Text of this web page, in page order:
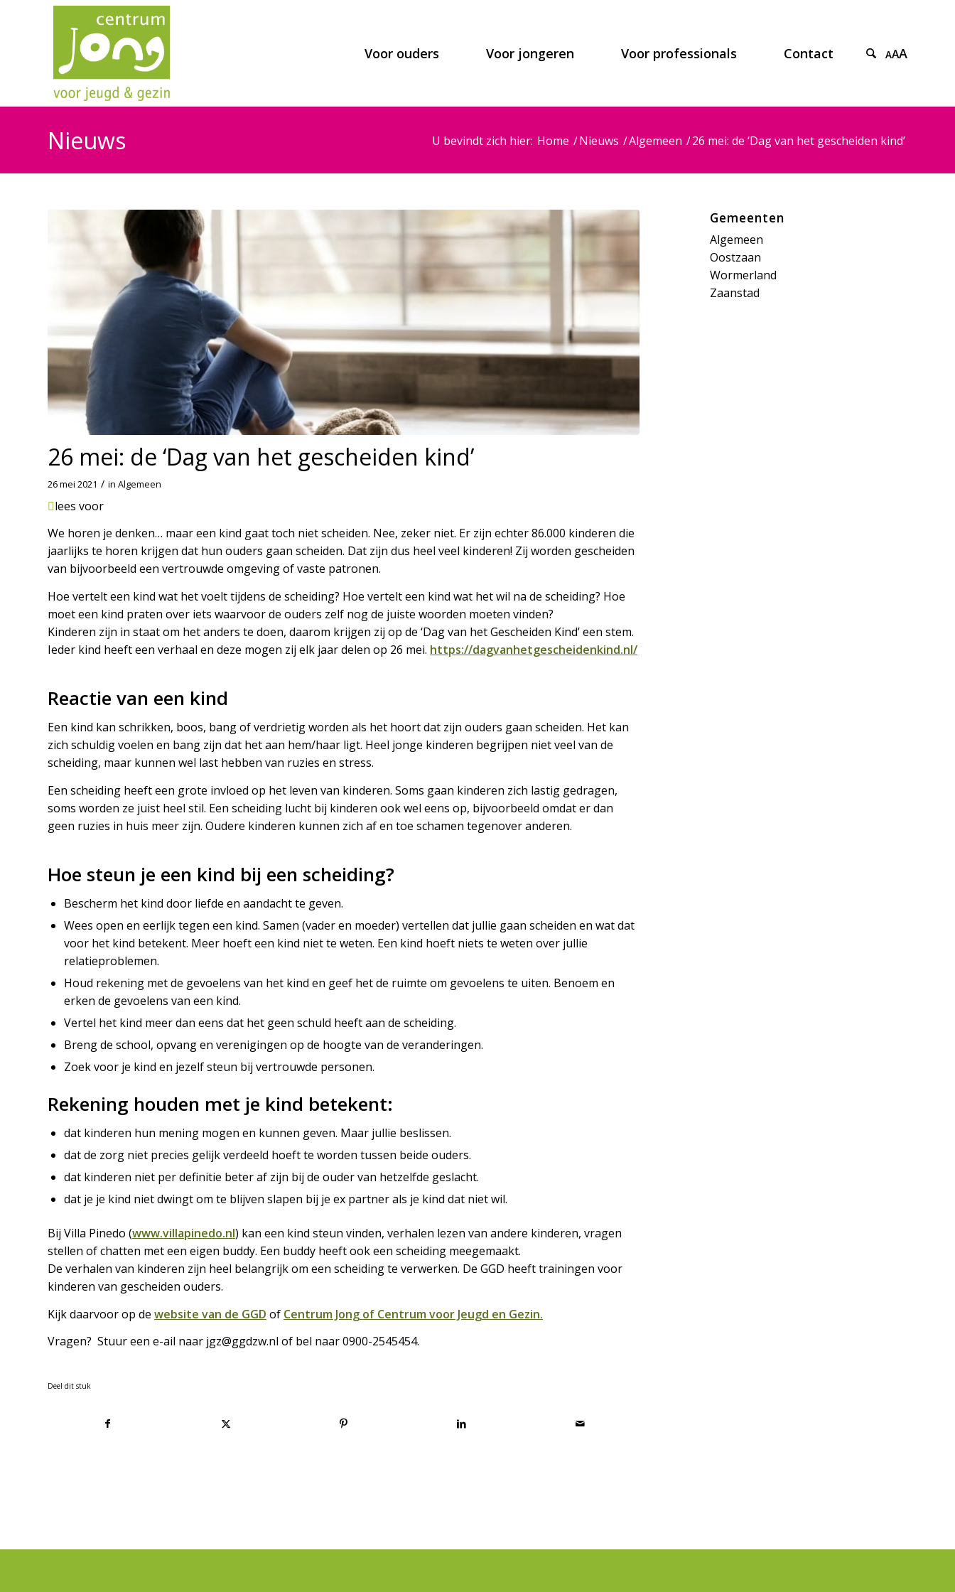
Voor ouders Voor jongeren Voor professionals Contact AAA
Nieuws U bevindt zich hier: Home /Nieuws /Algemeen /26 mei: de ‘Dag van het gescheiden kind’
26 mei: de ‘Dag van het gescheiden kind’
26 mei 2021 / in Algemeen
lees voor
We horen je denken… maar een kind gaat toch niet scheiden. Nee, zeker niet. Er zijn echter 86.000 kinderen die
jaarlijks te horen krijgen dat hun ouders gaan scheiden. Dat zijn dus heel veel kinderen! Zij worden gescheiden
van bijvoorbeeld een vertrouwde omgeving of vaste patronen.
Hoe vertelt een kind wat het voelt tijdens de scheiding? Hoe vertelt een kind wat het wil na de scheiding? Hoe
moet een kind praten over iets waarvoor de ouders zelf nog de juiste woorden moeten vinden?
Kinderen zijn in staat om het anders te doen, daarom krijgen zij op de ‘Dag van het Gescheiden Kind’ een stem.
Ieder kind heeft een verhaal en deze mogen zij elk jaar delen op 26 mei. https://dagvanhetgescheidenkind.nl/
Reactie van een kind
Een kind kan schrikken, boos, bang of verdrietig worden als het hoort dat zijn ouders gaan scheiden. Het kan
zich schuldig voelen en bang zijn dat het aan hem/haar ligt. Heel jonge kinderen begrijpen niet veel van de
scheiding, maar kunnen wel last hebben van ruzies en stress.
Een scheiding heeft een grote invloed op het leven van kinderen. Soms gaan kinderen zich lastig gedragen,
soms worden ze juist heel stil. Een scheiding lucht bij kinderen ook wel eens op, bijvoorbeeld omdat er dan
geen ruzies in huis meer zijn. Oudere kinderen kunnen zich af en toe schamen tegenover anderen.
Hoe steun je een kind bij een scheiding?
Bescherm het kind door liefde en aandacht te geven.
Wees open en eerlijk tegen een kind. Samen (vader en moeder) vertellen dat jullie gaan scheiden en wat dat
voor het kind betekent. Meer hoeft een kind niet te weten. Een kind hoeft niets te weten over jullie
relatieproblemen.
Houd rekening met de gevoelens van het kind en geef het de ruimte om gevoelens te uiten. Benoem en
erken de gevoelens van een kind.
Vertel het kind meer dan eens dat het geen schuld heeft aan de scheiding.
Breng de school, opvang en verenigingen op de hoogte van de veranderingen.
Zoek voor je kind en jezelf steun bij vertrouwde personen.
Rekening houden met je kind betekent:
dat kinderen hun mening mogen en kunnen geven. Maar jullie beslissen.
dat de zorg niet precies gelijk verdeeld hoeft te worden tussen beide ouders.
dat kinderen niet per definitie beter af zijn bij de ouder van hetzelfde geslacht.
dat je je kind niet dwingt om te blijven slapen bij je ex partner als je kind dat niet wil.
Bij Villa Pinedo (www.villapinedo.nl) kan een kind steun vinden, verhalen lezen van andere kinderen, vragen
stellen of chatten met een eigen buddy. Een buddy heeft ook een scheiding meegemaakt.
De verhalen van kinderen zijn heel belangrijk om een scheiding te verwerken. De GGD heeft trainingen voor
kinderen van gescheiden ouders.
Kijk daarvoor op de website van de GGD of Centrum Jong of Centrum voor Jeugd en Gezin.
Vragen? Stuur een e-ail naar jgz@ggdzw.nl of bel naar 0900-2545454.
Deel dit stuk
Gemeenten
Algemeen
Oostzaan
Wormerland
Zaanstad